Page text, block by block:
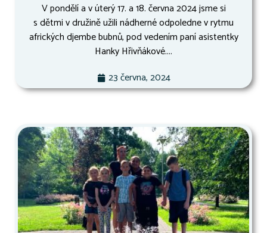
V pondělí a v úterý 17. a 18. června 2024 jsme si
s dětmi v družině užili nádherné odpoledne v rytmu
afrických djembe bubnů, pod vedením paní asistentky
Hanky Hřivňákové....
23 června, 2024